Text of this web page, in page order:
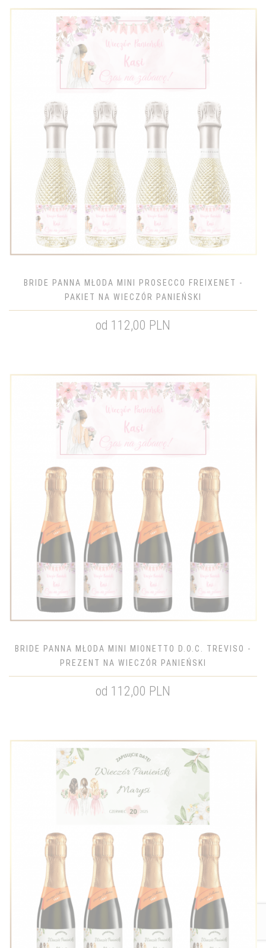
BRIDE PANNA MŁODA MINI PROSECCO FREIXENET -
PAKIET NA WIECZÓR PANIEŃSKI
od 112,00 PLN
BRIDE PANNA MŁODA MINI MIONETTO D.O.C. TREVISO -
PREZENT NA WIECZÓR PANIEŃSKI
od 112,00 PLN